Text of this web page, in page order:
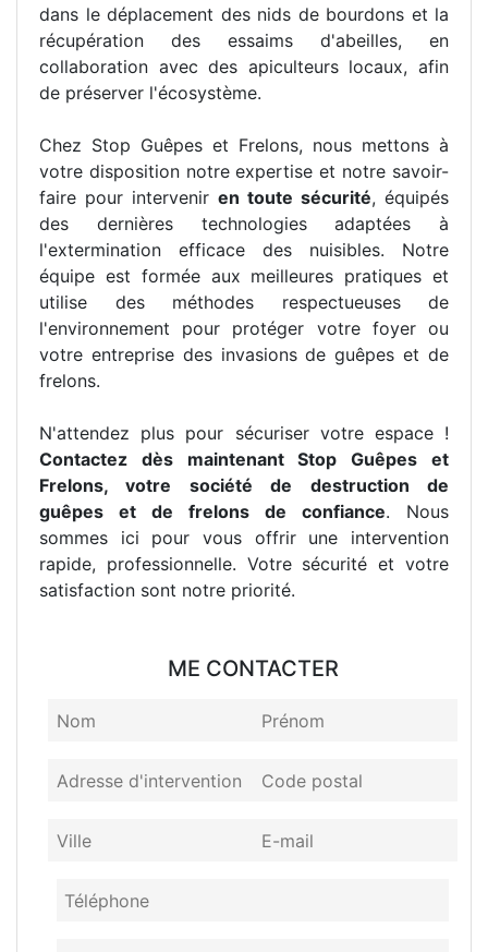
dans le déplacement des nids de bourdons et la
récupération des essaims d'abeilles, en
collaboration avec des apiculteurs locaux, afin
de préserver l'écosystème.
Chez Stop Guêpes et Frelons, nous mettons à
votre disposition notre expertise et notre savoir-
faire pour intervenir en toute sécurité, équipés
des dernières technologies adaptées à
l'extermination efficace des nuisibles. Notre
équipe est formée aux meilleures pratiques et
utilise des méthodes respectueuses de
l'environnement pour protéger votre foyer ou
votre entreprise des invasions de guêpes et de
frelons.
N'attendez plus pour sécuriser votre espace !
Contactez dès maintenant Stop Guêpes et
Frelons, votre société de destruction de
guêpes et de frelons de confiance. Nous
sommes ici pour vous offrir une intervention
rapide, professionnelle. Votre sécurité et votre
satisfaction sont notre priorité.
ME CONTACTER